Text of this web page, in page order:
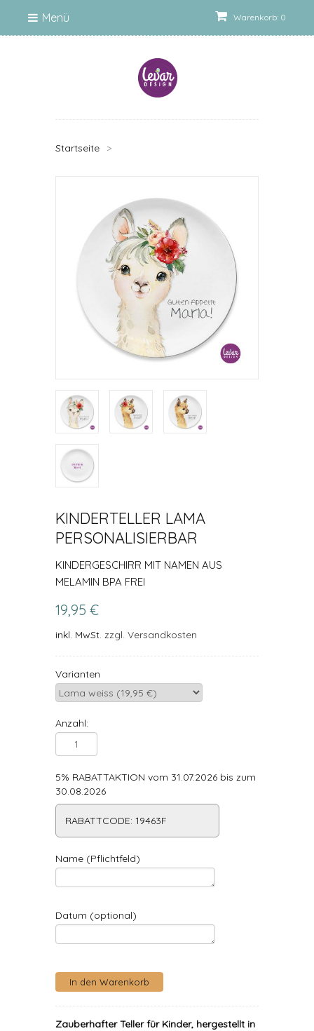
Warenkorb: 0
Menü
Startseite >
KINDERTELLER LAMA
PERSONALISIERBAR
KINDERGESCHIRR MIT NAMEN AUS
MELAMIN BPA FREI
19,95 €
inkl. MwSt. zzgl. Versandkosten
Varianten
Anzahl:
5% RABATTAKTION vom 31.07.2026 bis zum
30.08.2026
RABATTCODE: 19463F
Name (Pflichtfeld)
Datum (optional)
Zauberhafter Teller für Kinder, hergestellt in